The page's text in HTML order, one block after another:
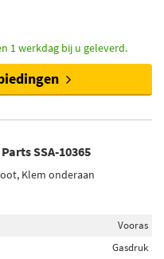
1 werkdag bij u geleverd.
SSA-10365
Klem onderaan
Vooras
Gasdruk